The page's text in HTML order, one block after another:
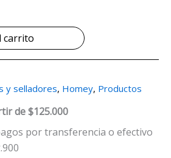
carrito
y selladores, Homey, Productos
de $125.000
por transferencia o efectivo